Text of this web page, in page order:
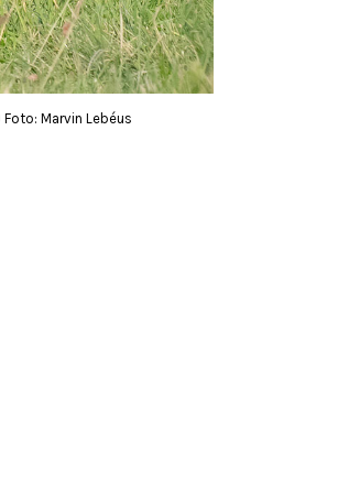
Marvin Lebéus